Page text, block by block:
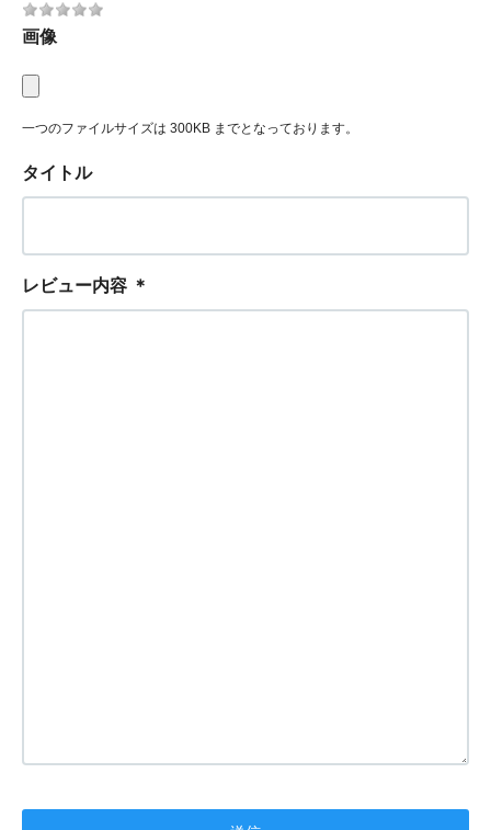
画像
一つのファイルサイズは 300KB までとなっております。
タイトル
レビュー内容 ＊